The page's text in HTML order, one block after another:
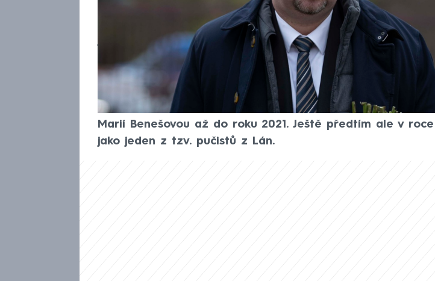
Kandidátem ANO na ministra spravedlnosti v příští vládě je
Tejc. Ačkoli o něm v posledních letech nebylo příliš slyšet,
jméno české politiky, spojené naposledy právě s hnutím
advokát z Brna byl výrazným politikem sociální
poslancem za ČSSD ve třech volebních obdobích. Stranu
2017 a o rok později nastoupil jako náměstek na
spravedlnosti. Pracoval pod šéfy resortu Robertem
Marií Benešovou až do roku 2021. Ještě předtím ale v roce
jako jeden z tzv. pučistů z Lán.